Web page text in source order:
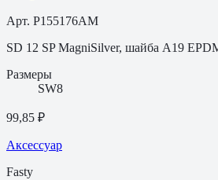
Арт. P155176AM
SD 12 SP MagniSilver, шайба A19
Размеры
SW8
99,85 ₽
Аксессуар
Fasty